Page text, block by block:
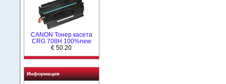
CANON Тонер касета
CRG 708H 100%new
€ 50.20
Информация